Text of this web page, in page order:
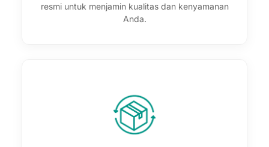
resmi untuk menjamin kualitas dan kenyamanan
Anda.